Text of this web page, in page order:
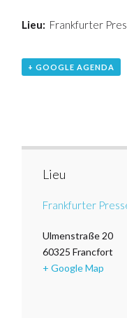
Lieu: Frankfurter
+ GOOGLE AGENDA
Lieu
Frankfurter
Ulmenstraße 20
60325 Francfort
+ Google Map